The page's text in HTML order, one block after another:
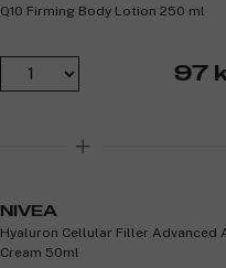
Q10 Firming Body Lotion 250 ml
97
NIVEA
Hyaluron Cellular Filler Advanced
Cream 50ml